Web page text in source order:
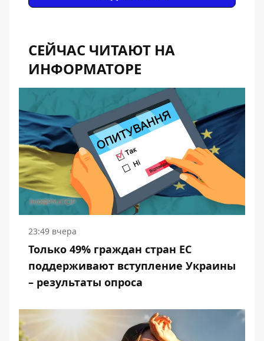
СЕЙЧАС ЧИТАЮТ НА
ИНФОРМАТОРЕ
23:49 вчера
Только 49% граждан стран ЕС
поддерживают вступление Украины
– результаты опроса